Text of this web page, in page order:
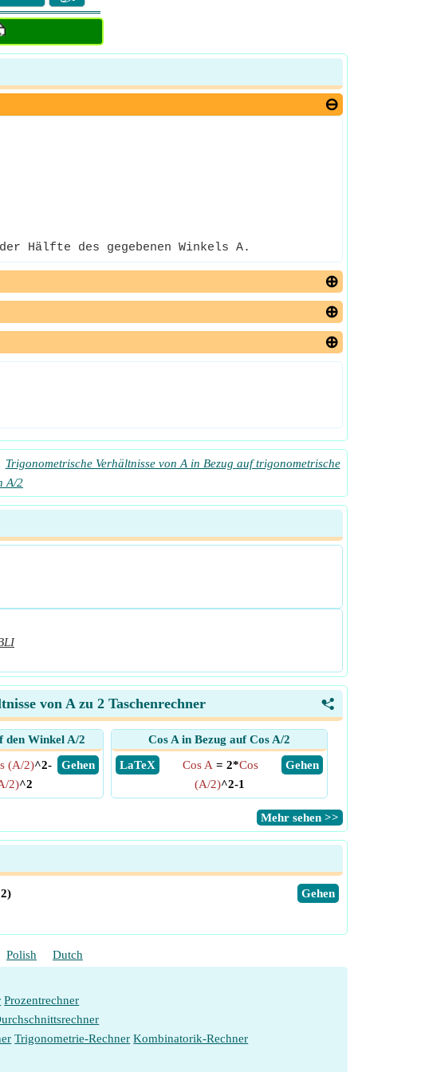
Hälfte des gegebenen Winkels A.
Trigonometrische Verhältnisse von A in Bezug auf trigonometrische
A/2
<
von A zu 2 Taschenrechner
den Winkel A/2
​ Gehen
(A/2)^2-
2)^2
Cos A in Bezug auf Cos A/2
​ LaTeX
​ Gehen
Cos A = 2*Cos
(A/2)^2-1
​Mehr sehen >>
​Gehen
Polish Dutch
Prozentrechner
Trigonometrie-Rechner Kombinatorik-Rechner